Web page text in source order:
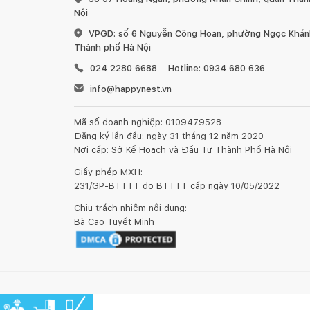
Bình xịt xà phòng Esrum Ø10x15cm là sản phẩm của
phong cách Bắc Âu đến từ Đan Mạch
Nội
VPGD: số 6 Nguyễn Công Hoan, phường Ngọc
Thành phố Hà Nội
024 2280 6688
Hotline: 0934 680 636
info@happynest.vn
Mã số doanh nghiệp: 0109479528
Đăng ký lần đầu: ngày 31 tháng 12 năm 2020
Nơi cấp: Sở Kế Hoạch và Đầu Tư Thành Phố Hà Nội
Giấy phép MXH:
231/GP-BTTTT do BTTTT cấp ngày 10/05/2022
Chịu trách nhiệm nội dung:
Bà Cao Tuyết Minh